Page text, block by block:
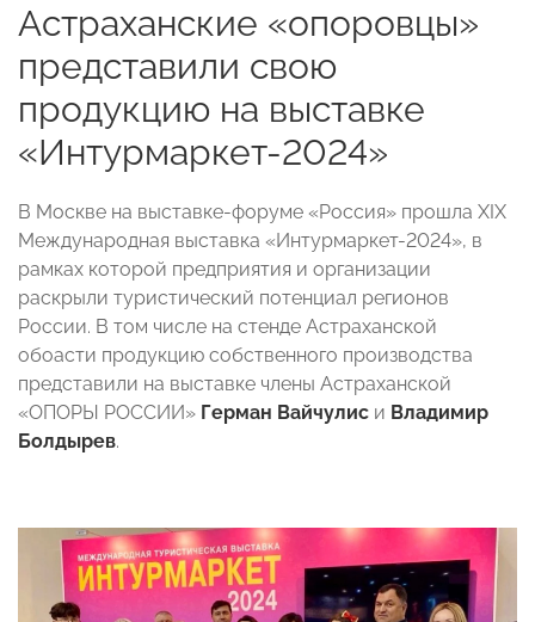
Астраханские «опоровцы»
представили свою
продукцию на выставке
«Интурмаркет-2024»
В Москве на выставке-форуме «Россия» прошла ХIX
Международная выставка «Интурмаркет-2024», в
рамках которой предприятия и организации
раскрыли туристический потенциал регионов
России. В том числе на стенде Астраханской
обоасти продукцию собственного производства
представили на выставке члены Астраханской
«ОПОРЫ РОССИИ» Герман Вайчулис и Владимир
Болдырев.